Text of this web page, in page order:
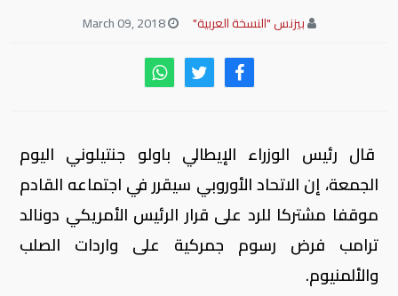
بيزنس "النسخة العربية"
March 09, 2018
قال رئيس الوزراء الإيطالي باولو جنتيلوني اليوم
الجمعة، إن الاتحاد الأوروبي سيقرر في اجتماعه القادم
موقفا مشتركا للرد على قرار الرئيس الأمريكي دونالد
ترامب فرض رسوم جمركية على واردات الصلب
والألمنيوم.